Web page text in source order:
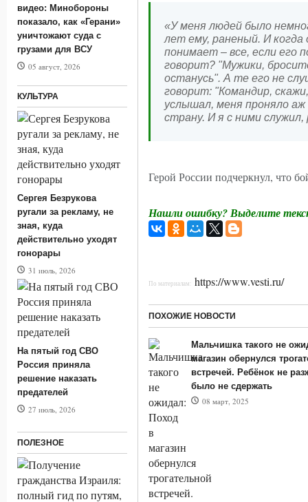
«У меня людей было
лет ему, раненый. И когда
понимает – все, если его
говорит? "Мужики,
останусь". А те его не
говорит: "Командир,
услышал, меня проняло
страну. И я с ними служил,
Герой России подчеркнул, что
Нашли ошибку? Выделите
По материалам: https://www.vesti.ru/
ПОХОЖИЕ НОВОСТИ
Мальчишка такого не
магазин обернулся
встречей. Ребёнок не
было не сдержать
08 март, 2025
видео: Минобороны
показало, как «Герани»
уничтожают суда с
грузами для ВСУ
05 август, 2026
КУЛЬТУРА
Сергея Безрукова
ругали за рекламу, не
зная, куда
действительно уходят
гонорары
31 июль, 2026
На пятый год СВО
Россия приняла
решение наказать
предателей
27 июль, 2026
ПОЛЕЗНОЕ